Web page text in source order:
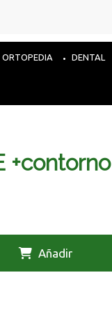
ORTOPEDIA DENTAL
+contorno
Añadir